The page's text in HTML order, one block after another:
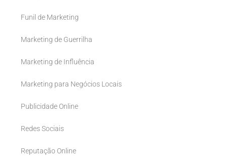
Funil de Marketing
Marketing de Guerrilha
Marketing de Influência
Marketing para Negócios Locais
Publicidade Online
Redes Sociais
Reputação Online